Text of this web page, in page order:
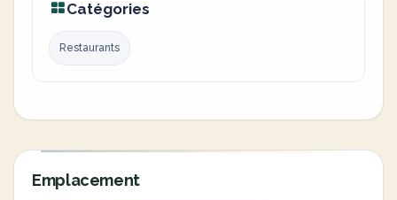
Catégories
Restaurants
Emplacement